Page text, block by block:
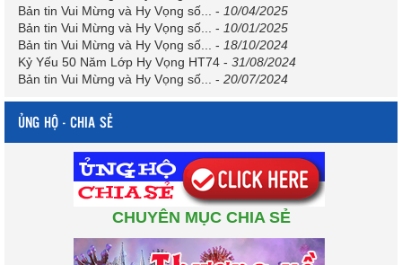
Bản tin Vui Mừng và Hy Vọng số... - 10/04/2025
Bản tin Vui Mừng và Hy Vọng số... - 10/01/2025
Bản tin Vui Mừng và Hy Vọng số... - 18/10/2024
Kỷ Yếu 50 Năm Lớp Hy Vọng HT74 - 31/08/2024
Bản tin Vui Mừng và Hy Vọng số... - 20/07/2024
ỦNG HỘ - CHIA SẺ
CHUYÊN MỤC CHIA SẺ